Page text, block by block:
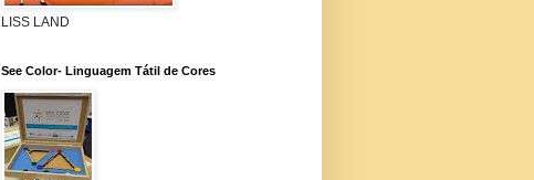
LISS LAND
See Color- Linguagem Tátil de Cores